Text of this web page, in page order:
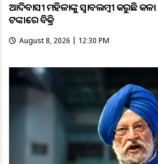
ଆଦିବାସୀ ମହିଳାଙ୍କୁ ସ୍ଵାବଲମ୍ଵୀ କରୁଛି
ଟଙ୍କାରେ ବିକ୍ରି
August 8, 2026 | 12:30 PM